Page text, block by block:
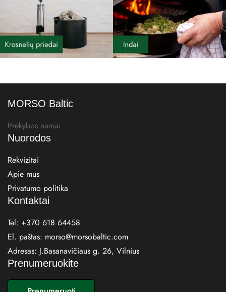
MORSO Baltic
Prekybos namai
Nuorodos
Rekvizitai
Apie mus
Privatumo politika
Kontaktai
Tel: +370 618 64458
El. paštas: morso@morsobaltic.com
Adresas: J.Basanavičiaus g. 26, Vilnius
Prenumeruokite